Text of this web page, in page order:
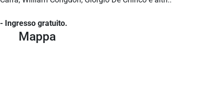
- Ingresso gratuito.
Mappa